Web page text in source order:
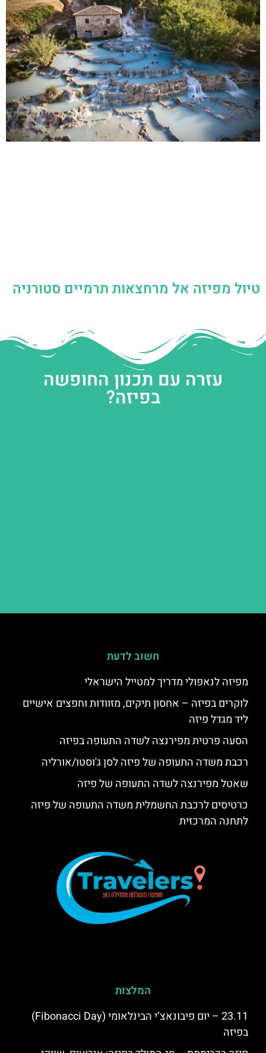
טיול מפיזה אל מרחצאות תרמיים סטורניה
עזרה עם תכנון החופשה
בפיזה?
חשוב לדעת
מפיזה לנאפולי מדריך למטייל הישראלי
לוקרים בפיזה – אחסון תיקים, מזוודות וחפצים אישיים
ליד מגדל פיזה
הסעה פרטית מפירנצה לשדה התעופה בפיזה
רכבת משדה התעופה של פיזה לסן ג'וסטו/אורליה
שאטל מפירנצה לשדה התעופה של פיזה
כרטיסים לרכבת החשמלית משדה התעופה של פיזה
לתחנה המרכזית
המלצות
23.11 – יום פיבונאצ’י הבינלאומי (Fibonacci Day)
בפיזה